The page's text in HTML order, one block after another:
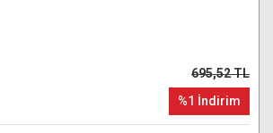
695,52 TL
%1 İndirim